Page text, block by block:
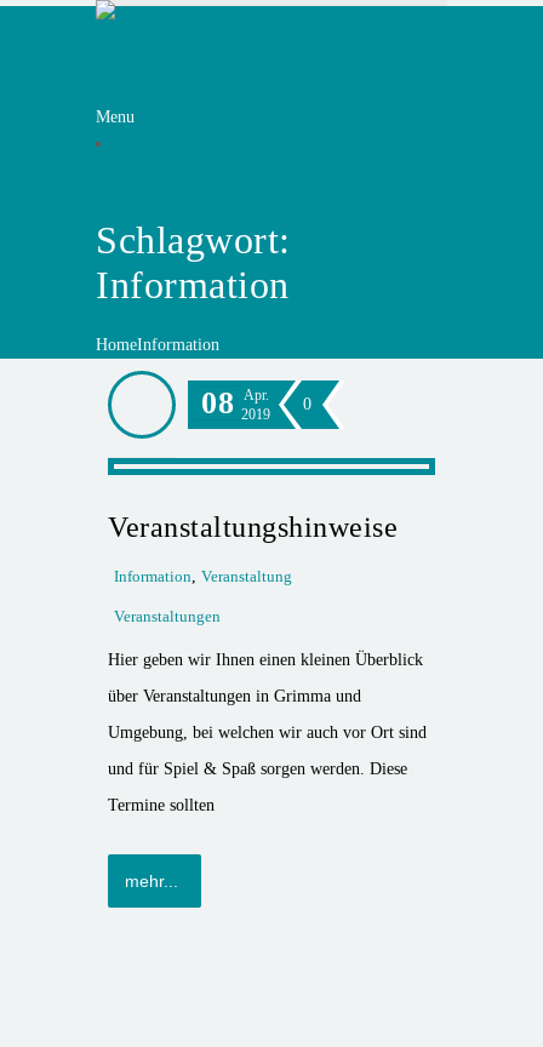
Menu
Schlagwort:
Information
HomeInformation
08 Apr.
2019
0
Veranstaltungshinweise
Information, Veranstaltung
Veranstaltungen
Hier geben wir Ihnen einen kleinen Überblick
über Veranstaltungen in Grimma und
Umgebung, bei welchen wir auch vor Ort sind
und für Spiel & Spaß sorgen werden. Diese
Termine sollten
mehr...